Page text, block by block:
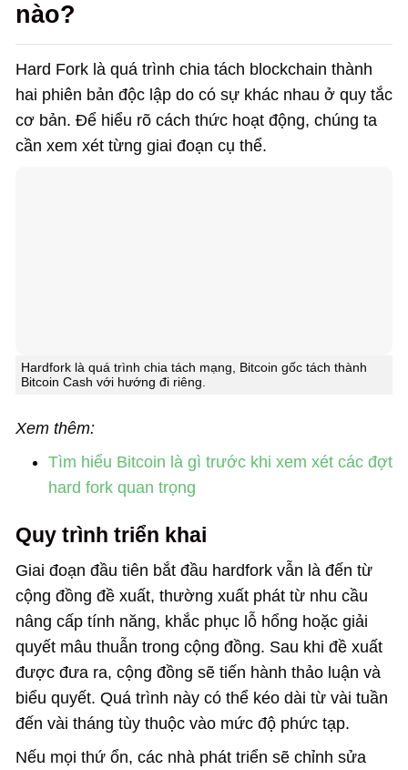
nào?
Hard Fork là quá trình chia tách blockchain thành
hai phiên bản độc lập do có sự khác nhau ở quy tắc
cơ bản. Để hiểu rõ cách thức hoạt động, chúng ta
cần xem xét từng giai đoạn cụ thể.
Hardfork là quá trình chia tách mạng, Bitcoin gốc tách thành
Bitcoin Cash với hướng đi riêng.
Xem thêm:
Tìm hiểu Bitcoin là gì trước khi xem xét các đợt
hard fork quan trọng
Quy trình triển khai
Giai đoạn đầu tiên bắt đầu hardfork vẫn là đến từ
cộng đồng đề xuất, thường xuất phát từ nhu cầu
nâng cấp tính năng, khắc phục lỗ hổng hoặc giải
quyết mâu thuẫn trong cộng đồng. Sau khi đề xuất
được đưa ra, cộng đồng sẽ tiến hành thảo luận và
biểu quyết. Quá trình này có thể kéo dài từ vài tuần
đến vài tháng tùy thuộc vào mức độ phức tạp.
Nếu mọi thứ ổn, các nhà phát triển sẽ chỉnh sửa